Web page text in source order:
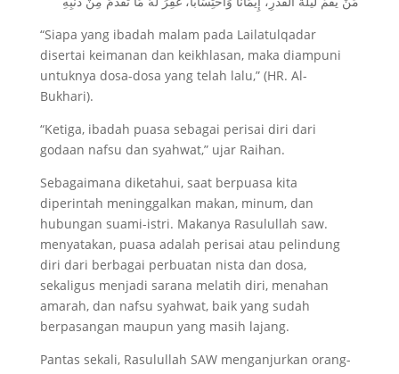
“Siapa yang ibadah malam pada Lailatulqadar
disertai keimanan dan keikhlasan, maka diampuni
untuknya dosa-dosa yang telah lalu,” (HR. Al-
Bukhari).
“Ketiga, ibadah puasa sebagai perisai diri dari
godaan nafsu dan syahwat,” ujar Raihan.
Sebagaimana diketahui, saat berpuasa kita
diperintah meninggalkan makan, minum, dan
hubungan suami-istri. Makanya Rasulullah saw.
menyatakan, puasa adalah perisai atau pelindung
diri dari berbagai perbuatan nista dan dosa,
sekaligus menjadi sarana melatih diri, menahan
amarah, dan nafsu syahwat, baik yang sudah
berpasangan maupun yang masih lajang.
Pantas sekali, Rasulullah SAW menganjurkan orang-